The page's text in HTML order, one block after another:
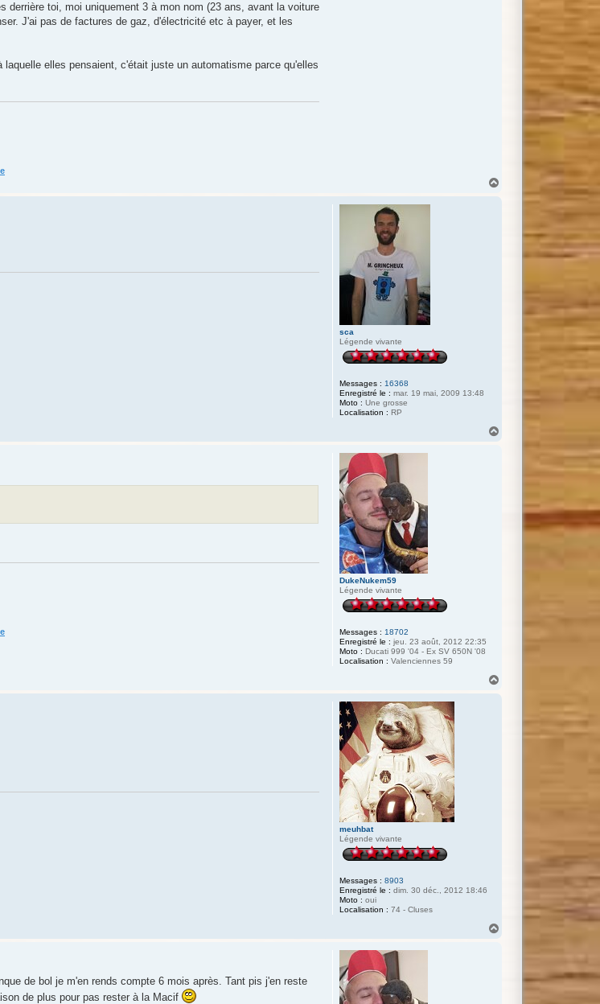
toi, moi uniquement 3 à mon nom (23 ans, avant la voiture
J'ai pas de factures de gaz, d'électricité etc à payer, et les
elles pensaient, c'était juste un automatisme parce qu'elles
sca
Légende vivante
Messages : 16368
Enregistré le : mar. 19 mai, 2009 13:48
Moto : Une grosse
Localisation : RP
DukeNukem59
Légende vivante
Messages : 18702
Enregistré le : jeu. 23 août, 2012 22:35
Moto : Ducati 999 '04 - Ex SV 650N '08
Localisation : Valenciennes 59
meuhbat
Légende vivante
Messages : 8903
Enregistré le : dim. 30 déc., 2012 18:46
Moto : oui
Localisation : 74 - Cluses
de bol je m'en rends compte 6 mois après. Tant pis j'en reste
de plus pour pas rester à la Macif